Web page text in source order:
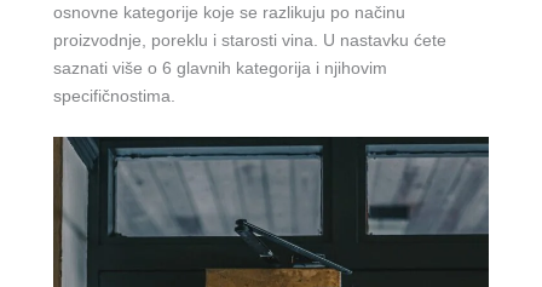
osnovne kategorije koje se razlikuju po načinu
proizvodnje, poreklu i starosti vina. U nastavku ćete
saznati više o 6 glavnih kategorija i njihovim
specifičnostima.